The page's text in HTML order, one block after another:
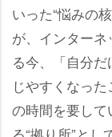
いった“悩みの
が、インター
る今、「自分
じやすくなっ
の時間を要し